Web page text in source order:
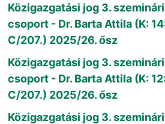
Közigazgatási jog 3.
csoport - Dr. Barta Attila (K:
C/207.) 2025/26. ősz
Közigazgatási jog 3.
csoport - Dr. Barta Attila (K:
C/207.) 2025/26. ősz
Közigazgatási jog 3.